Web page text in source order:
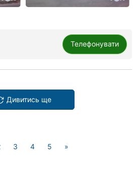
Телефонувати
Дивитись ще
3 4 5 »